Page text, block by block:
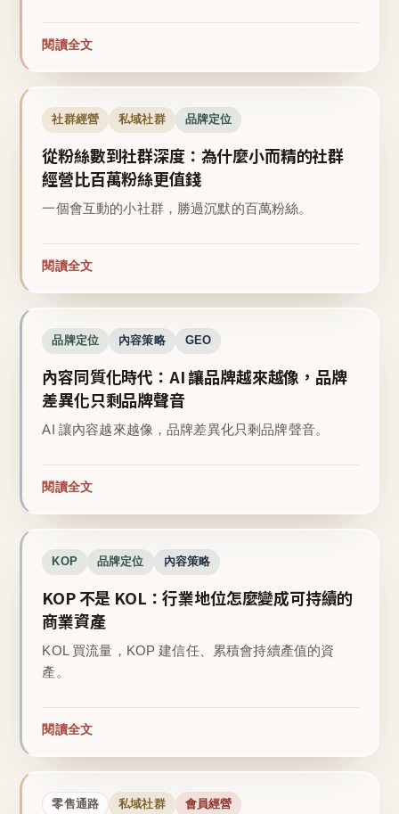
閱讀全文
社群經營 私域社群 品牌定位
從粉絲數到社群深度：為什麼小而精的社群
經營比百萬粉絲更值錢
一個會互動的小社群，勝過沉默的百萬粉絲。
閱讀全文
品牌定位 內容策略 GEO
內容同質化時代：AI 讓品牌越來越像，品牌
差異化只剩品牌聲音
AI 讓內容越來越像，品牌差異化只剩品牌聲音。
閱讀全文
KOP 品牌定位 內容策略
KOP 不是 KOL：行業地位怎麼變成可持續的
商業資產
KOL 買流量，KOP 建信任、累積會持續產值的資
產。
閱讀全文
零售通路 私域社群 會員經營